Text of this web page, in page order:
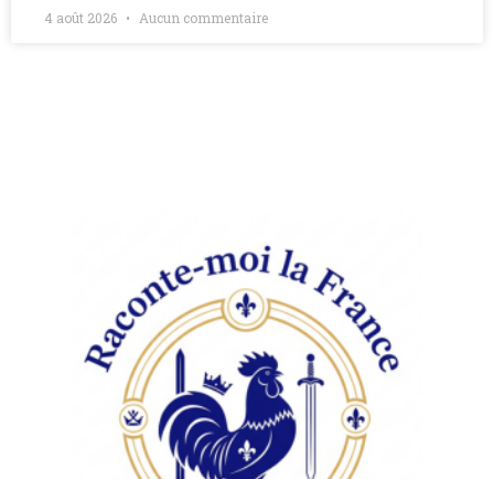
4 août 2026 Aucun commentaire